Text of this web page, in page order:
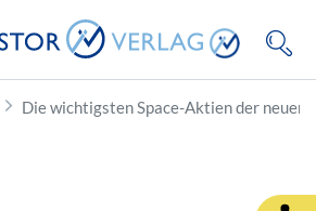
Die wichtigsten Space-Aktien der neuen